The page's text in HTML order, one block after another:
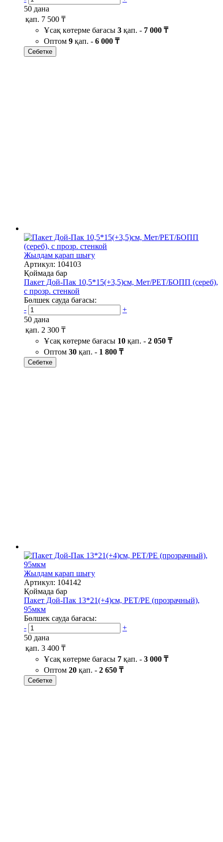
50 дана
қап. 7 500 ₸
Ұсақ көтерме бағасы 3 қап. - 7 000 ₸
Оптом 9 қап. - 6 000 ₸
Себетке
Жылдам қарап шығу
Артикул: 104103
Қоймада бар
Пакет Дой-Пак 10,5*15(+3,5)см, Мет/PET/БОПП (сереб),
с прозр. стенкой
Бөлшек сауда бағасы:
-
+
50 дана
қап. 2 300 ₸
Ұсақ көтерме бағасы 10 қап. - 2 050 ₸
Оптом 30 қап. - 1 800 ₸
Себетке
Жылдам қарап шығу
Артикул: 104142
Қоймада бар
Пакет Дой-Пак 13*21(+4)см, PET/PE (прозрачный),
95мкм
Бөлшек сауда бағасы:
-
+
50 дана
қап. 3 400 ₸
Ұсақ көтерме бағасы 7 қап. - 3 000 ₸
Оптом 20 қап. - 2 650 ₸
Себетке